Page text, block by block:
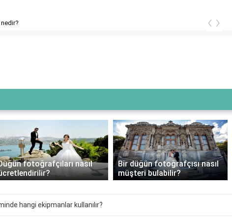
‹ ›
düğün fotoğrafçısı nasıl
bulabilir?
Düğün fotoğraf çekimi ne
kadar sürer?
hangi ekipmanlar kullanılır?